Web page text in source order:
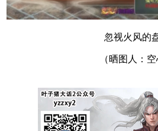
忽视火风的
（晒图人：空